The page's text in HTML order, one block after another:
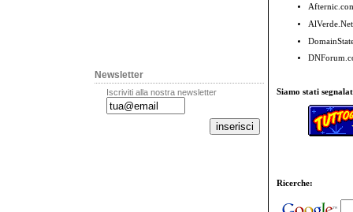
Newsletter
Iscriviti alla nostra newsletter Siamo stati
Ricerche: